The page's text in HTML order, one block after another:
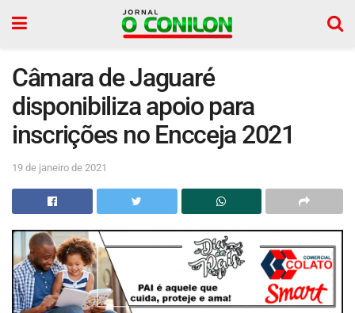
Câmara de Jaguaré
disponibiliza apoio para
inscrições no Encceja 2021
19 de janeiro de 2021